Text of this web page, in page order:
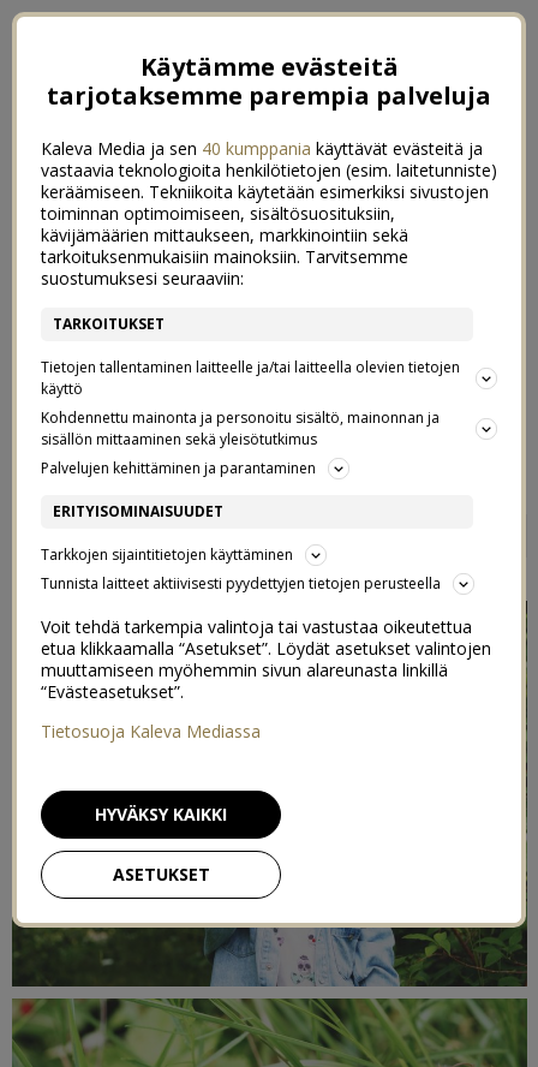
SAARISTOLAISHAAVEITA KYSYMYKSIÄ JA VASTAUKSIA
IHANA JUTTU
16/07/2015
Käytämme evästeitä
tarjotaksemme parempia palveluja
Kaleva Media ja sen 40 kumppania käyttävät evästeitä ja
vastaavia teknologioita henkilötietojen (esim. laitetunniste)
keräämiseen. Tekniikoita käytetään esimerkiksi sivustojen
toiminnan optimoimiseen, sisältösuosituksiin,
kävijämäärien mittaukseen, markkinointiin sekä
tarkoituksenmukaisiin mainoksiin. Tarvitsemme
suostumuksesi seuraaviin:
TARKOITUKSET
Tietojen tallentaminen laitteelle ja/tai laitteella olevien tietojen
käyttö
Kohdennettu mainonta ja personoitu sisältö, mainonnan ja
sisällön mittaaminen sekä yleisötutkimus
Palvelujen kehittäminen ja parantaminen
ERITYISOMINAISUUDET
Tarkkojen sijaintitietojen käyttäminen
Tunnista laitteet aktiivisesti pyydettyjen tietojen perusteella
Voit tehdä tarkempia valintoja tai vastustaa oikeutettua
etua klikkaamalla “Asetukset”. Löydät asetukset valintojen
muuttamiseen myöhemmin sivun alareunasta linkillä
“Evästeasetukset”.
Tietosuoja Kaleva Mediassa
ASETUKSET
HYVÄKSY KAIKKI